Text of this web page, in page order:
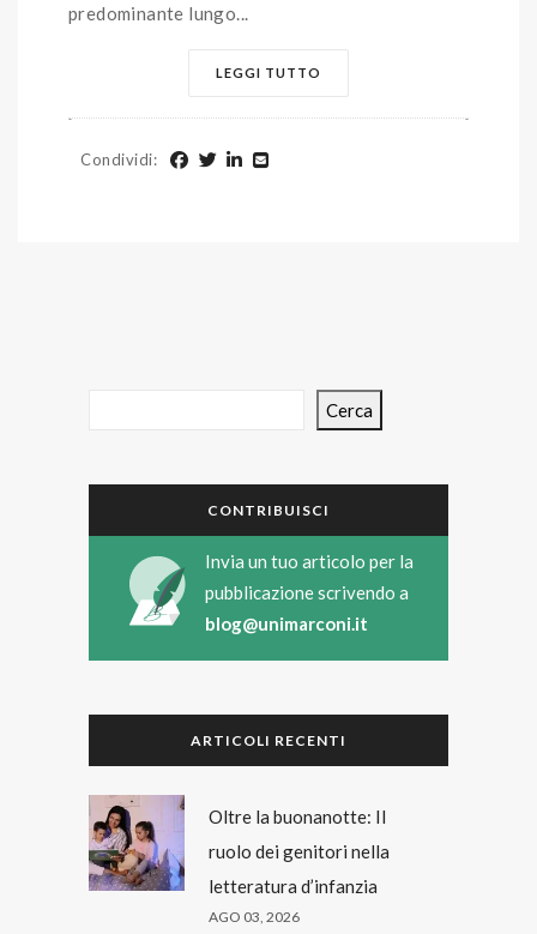
predominante lungo...
LEGGI TUTTO
Condividi:
Cerca
CONTRIBUISCI
Invia un tuo articolo per la
pubblicazione scrivendo a
blog@unimarconi.it
ARTICOLI RECENTI
Oltre la buonanotte: Il
ruolo dei genitori nella
letteratura d’infanzia
AGO 03, 2026